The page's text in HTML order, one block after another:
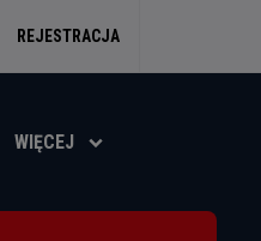
REJESTRACJA
WIĘCEJ